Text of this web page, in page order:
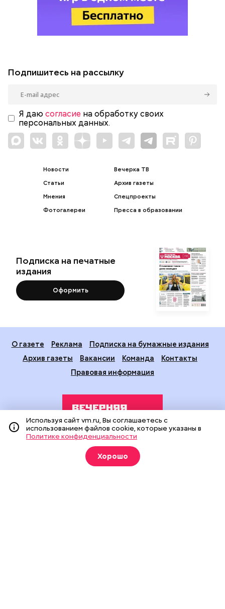
Подпишитесь на рассылку
Я даю согласие на обработку своих
персональных данных.
Новости
Статьи
Мнения
Фотогалереи
Вечерка ТВ
Архив газеты
Спецпроекты
Пресса в образовании
Подписка на печатные
издания
Оформить
О газете Реклама
Подписка на бумажные издания
Архив газеты
Вакансии Команда
Контакты
Правовая информация
Издание создано при финансовой поддержке Департамента
средств массовой информации и рекламы города Москвы.
На сайте применяются рекомендательные технологии
Используя сайт vm.ru, Вы соглашаетесь с
использованием файлов cookie, которые указаны в
Политике конфиденциальности
Хорошо